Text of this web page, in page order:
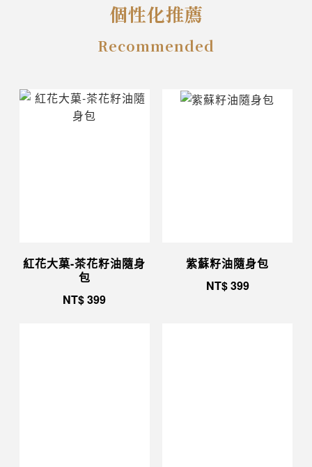
個性化推薦
Recommended
紅花大菓-茶花籽油隨身
包
NT$399
紫蘇籽油隨身包
NT$399